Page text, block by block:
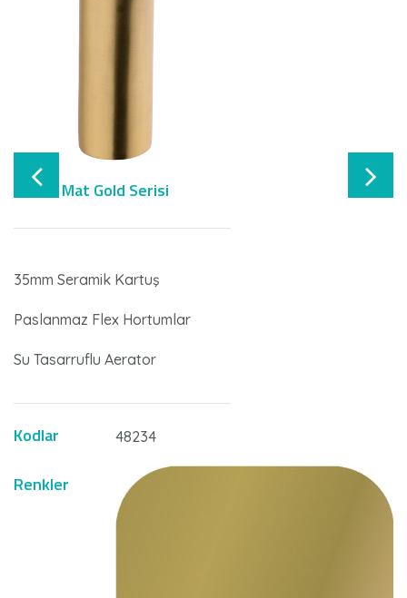
Storm Mat Gold Serisi
35mm Seramik Kartuş
Paslanmaz Flex Hortumlar
Su Tasarruflu Aerator
Kodlar 48234
Renkler